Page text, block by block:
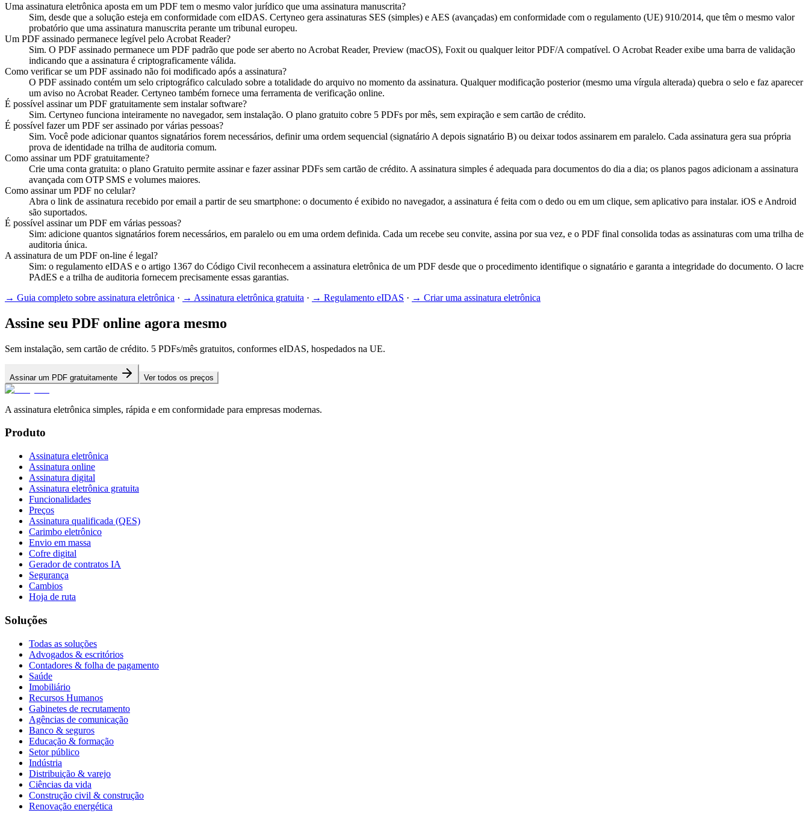
Uma assinatura eletrônica aposta em um PDF tem o mesmo valor jurídico que uma assinatura manuscrita?
Sim, desde que a solução esteja em conformidade com eIDAS. Certyneo gera assinaturas SES (simples) e AES (avançadas) em conformidade com o regulamento (UE) 910/2014, que têm o mesmo valor
probatório que uma assinatura manuscrita perante um tribunal europeu.
Um PDF assinado permanece legível pelo Acrobat Reader?
Sim. O PDF assinado permanece um PDF padrão que pode ser aberto no Acrobat Reader, Preview (macOS), Foxit ou qualquer leitor PDF/A compatível. O Acrobat Reader exibe uma barra de validação
indicando que a assinatura é criptograficamente válida.
Como verificar se um PDF assinado não foi modificado após a assinatura?
O PDF assinado contém um selo criptográfico calculado sobre a totalidade do arquivo no momento da assinatura. Qualquer modificação posterior (mesmo uma vírgula alterada) quebra o selo e faz aparecer
um aviso no Acrobat Reader. Certyneo também fornece uma ferramenta de verificação online.
É possível assinar um PDF gratuitamente sem instalar software?
Sim. Certyneo funciona inteiramente no navegador, sem instalação. O plano gratuito cobre 5 PDFs por mês, sem expiração e sem cartão de crédito.
É possível fazer um PDF ser assinado por várias pessoas?
Sim. Você pode adicionar quantos signatários forem necessários, definir uma ordem sequencial (signatário A depois signatário B) ou deixar todos assinarem em paralelo. Cada assinatura gera sua própria
prova de identidade na trilha de auditoria comum.
Como assinar um PDF gratuitamente?
Crie uma conta gratuita: o plano Gratuito permite assinar e fazer assinar PDFs sem cartão de crédito. A assinatura simples é adequada para documentos do dia a dia; os planos pagos adicionam a assinatura
avançada com OTP SMS e volumes maiores.
Como assinar um PDF no celular?
Abra o link de assinatura recebido por email a partir de seu smartphone: o documento é exibido no navegador, a assinatura é feita com o dedo ou em um clique, sem aplicativo para instalar. iOS e Android
são suportados.
É possível assinar um PDF em várias pessoas?
Sim: adicione quantos signatários forem necessários, em paralelo ou em uma ordem definida. Cada um recebe seu convite, assina por sua vez, e o PDF final consolida todas as assinaturas com uma trilha de
auditoria única.
A assinatura de um PDF on-line é legal?
Sim: o regulamento eIDAS e o artigo 1367 do Código Civil reconhecem a assinatura eletrônica de um PDF desde que o procedimento identifique o signatário e garanta a integridade do documento. O lacre
PAdES e a trilha de auditoria fornecem precisamente essas garantias.
→ Guia completo sobre assinatura eletrônica · → Assinatura eletrônica gratuita · → Regulamento eIDAS · → Criar uma assinatura eletrônica
Assine seu PDF online agora mesmo
Sem instalação, sem cartão de crédito. 5 PDFs/mês gratuitos, conformes eIDAS, hospedados na UE.
Assinar um PDF gratuitamente Ver todos os preços
A assinatura eletrônica simples, rápida e em conformidade para empresas modernas.
Produto
Assinatura eletrônica
Assinatura online
Assinatura digital
Assinatura eletrônica gratuita
Funcionalidades
Preços
Assinatura qualificada (QES)
Carimbo eletrônico
Envio em massa
Cofre digital
Gerador de contratos IA
Segurança
Cambios
Hoja de ruta
Soluções
Todas as soluções
Advogados & escritórios
Contadores & folha de pagamento
Saúde
Imobiliário
Recursos Humanos
Gabinetes de recrutamento
Agências de comunicação
Banco & seguros
Educação & formação
Setor público
Indústria
Distribuição & varejo
Ciências da vida
Construção civil & construção
Renovação energética